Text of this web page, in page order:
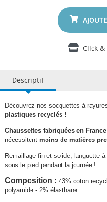
Click
Descriptif
Découvrez nos socquettes à
plastiques recyclés !
Chaussettes fabriquées en France
nécessitent moins de matières
Remaillage fin et solide, languette à
sous le pied pendant la journée !
Composition : 43% coton
polyamide - 2% élasthane